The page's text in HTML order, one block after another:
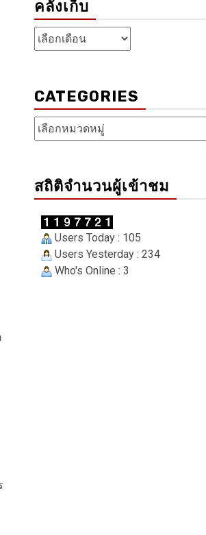
คลังเก็บ
คลัง
เก็บ
CATEGORIES
Categories
สถิติจำนวนผู้เข้าชม
Users Today : 105
Users Yesterday : 234
Who's Online : 3